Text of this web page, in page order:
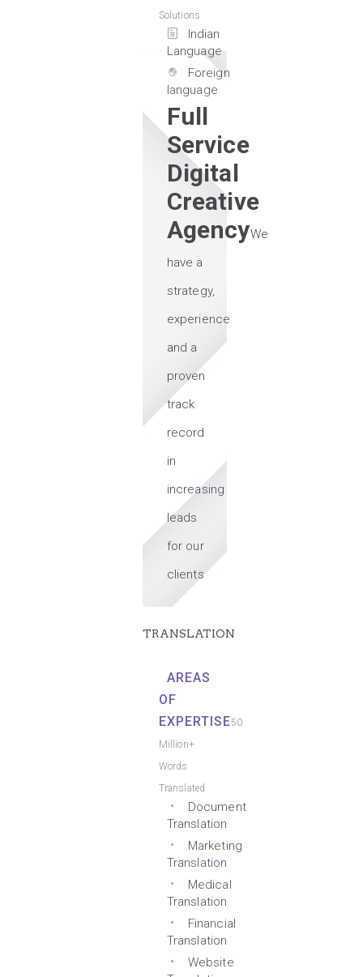
Solutions
Indian
Language
Foreign
language
Full
Service
Digital
Creative
AgencyWe
have a
strategy,
experience
and a
proven
track
record
in
increasing
leads
for our
clients
TRANSLATION
AREAS
OF
EXPERTISE50
Million+
Words
Translated
Document
Translation
Marketing
Translation
Medical
Translation
Financial
Translation
Website